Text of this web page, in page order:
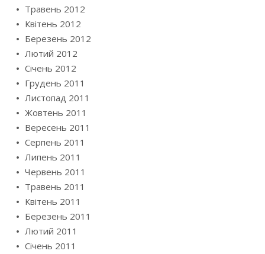
Травень 2012
Квітень 2012
Березень 2012
Лютий 2012
Січень 2012
Грудень 2011
Листопад 2011
Жовтень 2011
Вересень 2011
Серпень 2011
Липень 2011
Червень 2011
Травень 2011
Квітень 2011
Березень 2011
Лютий 2011
Січень 2011